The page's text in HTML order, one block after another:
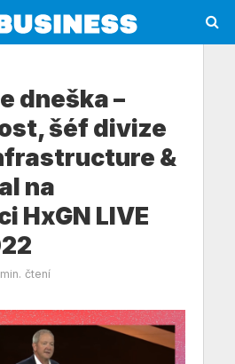
dneška –
šéf divize
&
na
HxGN LIVE
min. čtení